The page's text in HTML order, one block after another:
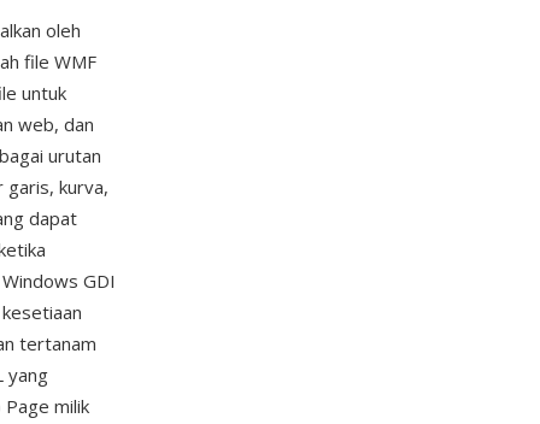
oleh
file WMF
untuk
web, dan
urutan
kurva,
dapat
GDI
tertanam
yang
milik